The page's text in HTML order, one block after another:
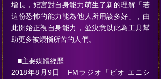
增長，妃宮對自身能力萌生了新的理解「若
這份恐怖的能力能為他人所用該多好」，由
此開始正視自身能力，並決意以此為工具幫
助更多被煩惱所苦的人們。
■主要媒體經歷
2018年8月9日 FMラジオ「ビオ エニシ